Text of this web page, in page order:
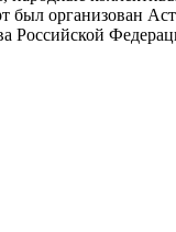
был организован
Российской